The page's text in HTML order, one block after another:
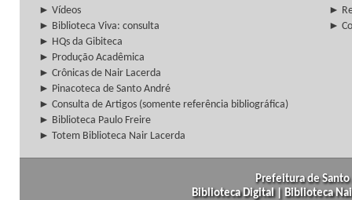
► Vídeos
►
► Biblioteca Viva: consulta
►
► HQs da Gibiteca
► Produção Acadêmica
► Crônicas de Nair Lacerda
► Pinacoteca de Santo André
► Consulta de Artigos (somente referência bibliográfica)
► Biblioteca Paulo Freire
► Totem Biblioteca Nair Lacerda
Prefeitura de
Biblioteca Digital | Biblioteca